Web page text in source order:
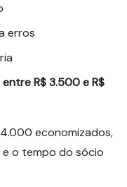
erros
R$ 3.500 e R$
economizados,
o tempo do sócio